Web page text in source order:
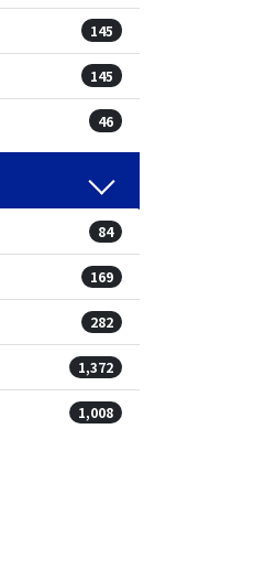
145
145
46
84
169
282
1,372
1,008